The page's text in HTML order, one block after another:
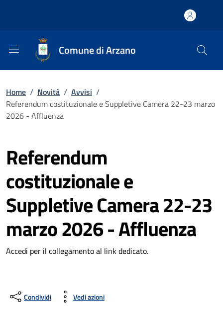
Comune di Arzano
Home / Novità / Avvisi /
Referendum costituzionale e Suppletive Camera 22-23 marzo
2026 - Affluenza
Referendum
costituzionale e
Suppletive Camera 22-23
marzo 2026 - Affluenza
Accedi per il collegamento al link dedicato.
Condividi Vedi azioni